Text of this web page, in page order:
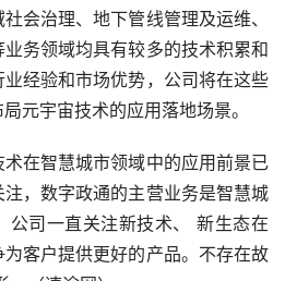
会治理、地下管线管理及运维、
务领域均具有较多的技术积累和
经验和市场优势，公司将在这些
元宇宙技术的应用落地场景。
在智慧城市领域中的应用前景已
，数字政通的主营业务是智慧城
公司一直关注新技术、 新生态在
客户提供更好的产品。不存在故